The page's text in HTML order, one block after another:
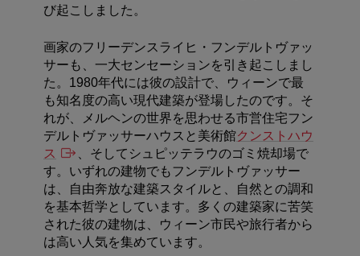
び起こしました。
画家のフリーデンスライヒ・フンデルトヴァッ
サーも、一大センセーションを引き起こしまし
た。1980年代には彼の設計で、ウィーンで最
も知名度の高い現代建築が登場したのです。そ
れが、メルヘンの世界を思わせる市営住宅フン
デルトヴァッサーハウスと美術館クンストハウ
ス
、そしてシュピッテラウのゴミ焼却場で
す。いずれの建物でもフンデルトヴァッサー
は、自由奔放な建築スタイルと、自然との調和
を基本哲学としています。多くの建築家に苦笑
された彼の建物は、ウィーン市民や旅行者から
は高い人気を集めています。